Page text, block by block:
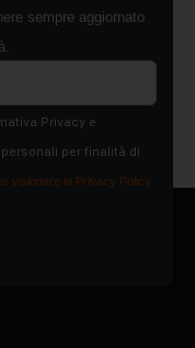
sempre aggiornato
Privacy e
per finalità di
visionare la Privacy Policy